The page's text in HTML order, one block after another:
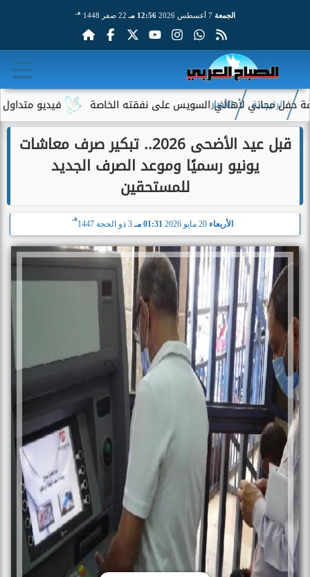
الجمعة 7 أغسطس 2026 12:56 مـ 22 صفر 1448 هـ
فيديو متداول لسيدة لأهالي السويس على نفقته الخاصة
الرئيسية الأخبار
قبل عيد الأضحى 2026.. تبكير صرف معاشات
يونيو رسميًا وموعد الصرف الجديد
للمستحقين
الأربعاء 20 مايو 2026 01:31 مـ 3 ذو الحجة 1447
هـ